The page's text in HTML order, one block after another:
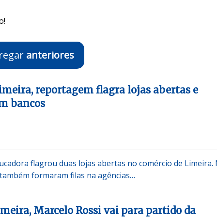
anteriores
reportagem flagra lojas abertas e
bancos
flagrou duas lojas abertas no comércio de Limeira.
formaram filas na agências…
Marcelo Rossi vai para partido da